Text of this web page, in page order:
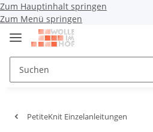
Zum Hauptinhalt springen
Zum Menü springen
PetiteKnit Einzelanleitungen